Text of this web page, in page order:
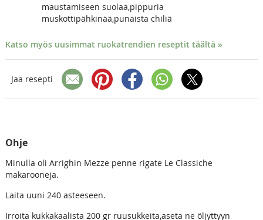
maustamiseen suolaa,pippuria
muskottipähkinää,punaista chiliä
Katso myös uusimmat ruokatrendien reseptit täältä »
Jaa resepti
Ohje
Minulla oli Arrighin Mezze penne rigate Le Classiche
makarooneja.
Laita uuni 240 asteeseen.
Irroita kukkakaalista 200 gr ruusukkeita,aseta ne öljyttyyn